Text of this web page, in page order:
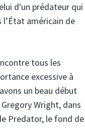
d'un prédateur qui
l’État américain de
tous les
excessive à
un beau début
Wright, dans
Predator, le fond de